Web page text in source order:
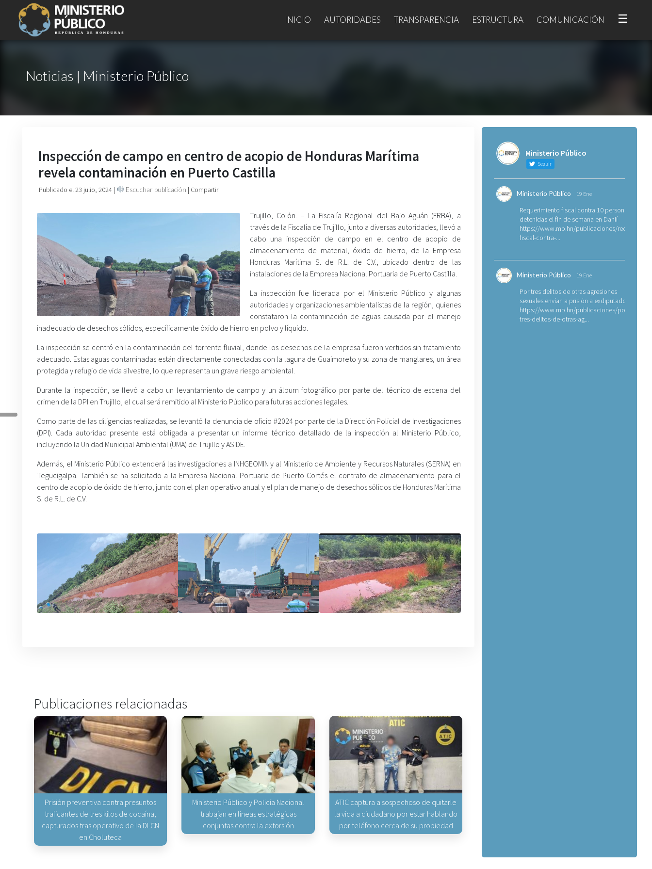
INICIO AUTORIDADES TRANSPARENCIA ESTRUCTURA COMUNICACIÓN ☰
Noticias | Ministerio Público
Inspección de campo en centro de acopio de Honduras Marítima
revela contaminación en Puerto Castilla
Publicado el 23 julio, 2024 | Escuchar publicación | Compartir
Trujillo, Colón. – La Fiscalía Regional del Bajo Aguán (FRBA), a
través de la Fiscalía de Trujillo, junto a diversas autoridades, llevó a
cabo una inspección de campo en el centro de acopio de
almacenamiento de material, óxido de hierro, de la Empresa
Honduras Marítima S. de R.L. de C.V., ubicado dentro de las
instalaciones de la Empresa Nacional Portuaria de Puerto Castilla.
La inspección fue liderada por el Ministerio Público y algunas
autoridades y organizaciones ambientalistas de la región, quienes
constataron la contaminación de aguas causada por el manejo
inadecuado de desechos sólidos, específicamente óxido de hierro en polvo y líquido.
La inspección se centró en la contaminación del torrente fluvial, donde los desechos de la empresa fueron vertidos sin tratamiento
adecuado. Estas aguas contaminadas están directamente conectadas con la laguna de Guaimoreto y su zona de manglares, un área
protegida y refugio de vida silvestre, lo que representa un grave riesgo ambiental.
Durante la inspección, se llevó a cabo un levantamiento de campo y un álbum fotográfico por parte del técnico de escena del
crimen de la DPI en Trujillo, el cual será remitido al Ministerio Público para futuras acciones legales.
Como parte de las diligencias realizadas, se levantó la denuncia de oficio #2024 por parte de la Dirección Policial de Investigaciones
(DPI). Cada autoridad presente está obligada a presentar un informe técnico detallado de la inspección al Ministerio Público,
incluyendo la Unidad Municipal Ambiental (UMA) de Trujillo y ASIDE.
Además, el Ministerio Público extenderá las investigaciones a INHGEOMIN y al Ministerio de Ambiente y Recursos Naturales (SERNA) en
Tegucigalpa. También se ha solicitado a la Empresa Nacional Portuaria de Puerto Cortés el contrato de almacenamiento para el
centro de acopio de óxido de hierro, junto con el plan operativo anual y el plan de manejo de desechos sólidos de Honduras Marítima
S. de R.L. de C.V.
Publicaciones relacionadas
Prisión preventiva contra presuntos
traficantes de tres kilos de cocaína,
capturados tras operativo de la DLCN
en Choluteca
Ministerio Público y Policía Nacional
trabajan en líneas estratégicas
conjuntas contra la extorsión
ATIC captura a sospechoso de quitarle
la vida a ciudadano por estar hablando
por teléfono cerca de su propiedad
Ministerio Público
Seguir
Ministerio Público 19 Ene
Requerimiento fiscal contra 10 personas
detenidas el fin de semana en Danlí
https://www.mp.hn/publicaciones/
fiscal-contra-...
Ministerio Público 19 Ene
Por tres delitos de otras agresiones
sexuales envían a prisión a exdiputado
https://www.mp.hn/publicaciones/por-
tres-delitos-de-otras-ag...